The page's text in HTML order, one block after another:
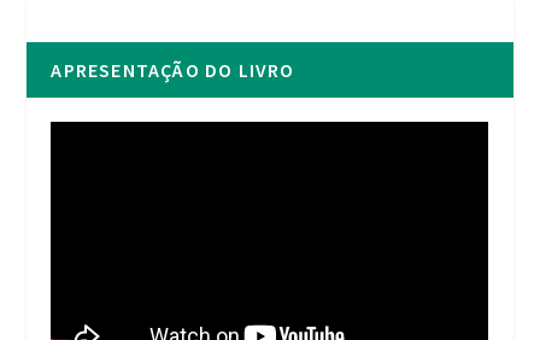
APRESENTAÇÃO DO LIVRO